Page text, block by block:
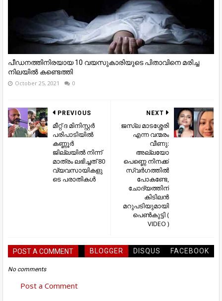
പീഡനത്തിനിരയായ 10 വയസുകാരിയുടെ പിതാവിനെ മരിച്ച
നിലയില്‍ കണ്ടെത്തി
October 25, 2021 0
NEXT
ജസ്‌ല മാടശ്ശേരി
എന്ന വന്മരം
വീണു:
അല്ലയോ
പെണ്ണെ നിനക്ക്
സ്വർഗത്തിൽ
പോകണ്ടേ,
ചോദ്യത്തിന്
കിടിലൻ
മറുപടിയുമായി
പെൺകുട്ടി (
VIDEO )
PREVIOUS
മീറ്റ് ദ മിനിസ്റ്റർ
പരിപാടിയിൽ
കണ്ണൂർ
ജില്ലയിൽ നിന്ന്
മാത്രം ലഭിച്ചത് 80
വ്യവസായികളു
ടെ പരാതികൾ
POST A COMMENT BLOGGER DISQUS FACEBOOK
No comments
Post a Comment